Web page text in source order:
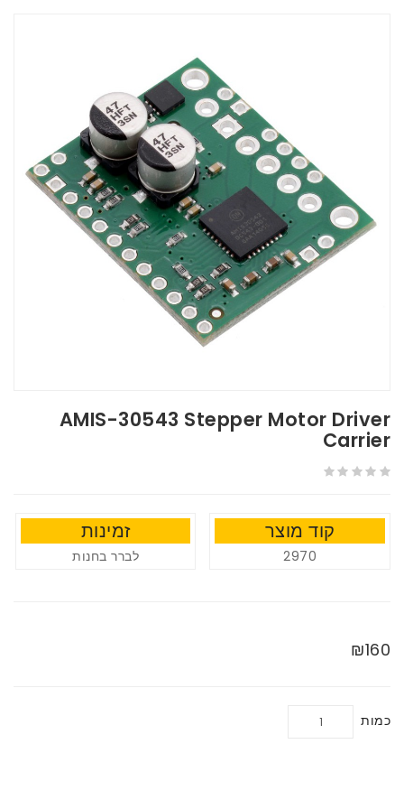
AMIS-30543 Stepper Motor Driver
Carrier
קוד מוצר
2970
זמינות
לברר בחנות
₪160
כמות